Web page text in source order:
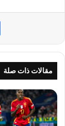
مقالات ذات صلة